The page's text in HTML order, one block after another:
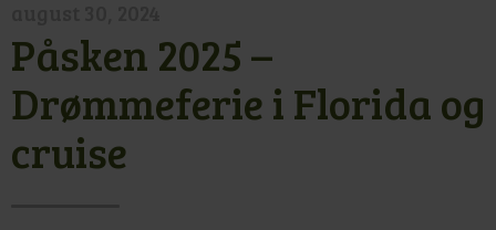
Påsken 2025 –
Drømmeferie i Florida og
cruise